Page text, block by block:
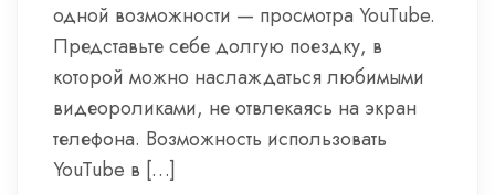
одной возможности — просмотра YouTube.
Представьте себе долгую поездку, в
которой можно наслаждаться любимыми
видеороликами, не отвлекаясь на экран
телефона. Возможность использовать
YouTube в […]